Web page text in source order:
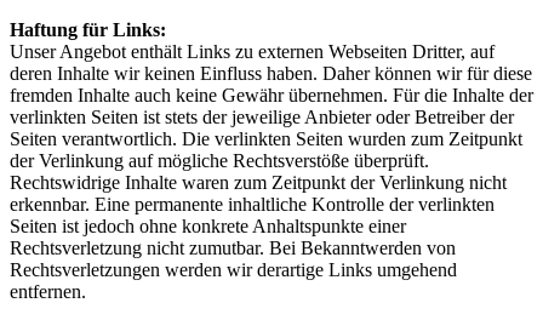
Haftung für Links:
Unser Angebot enthält Links zu externen Webseiten Dritter, auf
deren Inhalte wir keinen Einfluss haben. Daher können wir für diese
fremden Inhalte auch keine Gewähr übernehmen. Für die Inhalte der
verlinkten Seiten ist stets der jeweilige Anbieter oder Betreiber der
Seiten verantwortlich. Die verlinkten Seiten wurden zum Zeitpunkt
der Verlinkung auf mögliche Rechtsverstöße überprüft.
Rechtswidrige Inhalte waren zum Zeitpunkt der Verlinkung nicht
erkennbar. Eine permanente inhaltliche Kontrolle der verlinkten
Seiten ist jedoch ohne konkrete Anhaltspunkte einer
Rechtsverletzung nicht zumutbar. Bei Bekanntwerden von
Rechtsverletzungen werden wir derartige Links umgehend
entfernen.